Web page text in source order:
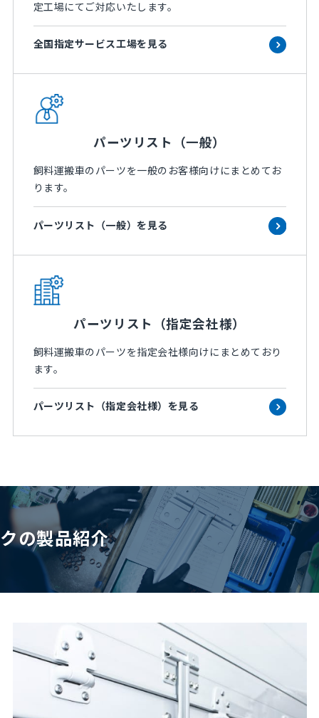
定工場にてご対応いたします。
全国指定サービス工場を見る
パーツリスト（一般）
飼料運搬車のパーツを一般のお客様向けにまとめてお
ります。
パーツリスト（一般）を見る
パーツリスト（指定会社様）
飼料運搬車のパーツを指定会社様向けにまとめており
ます。
パーツリスト（指定会社様）を見る
の製品紹介